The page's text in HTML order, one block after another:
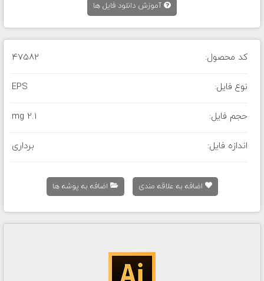
آموزش دانلود فایل ها
کد محصول: 47582
نوع فایل: EPS
حجم فایل: 2.1 mg
اندازه فایل: برداری
اضافه به علاقه مندی اضافه به پوشه ها